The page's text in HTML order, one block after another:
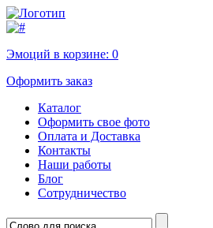
Эмоций в корзине: 0
Оформить заказ
Каталог
Оформить свое фото
Оплата и Доставка
Контакты
Наши работы
Блог
Сотрудничество